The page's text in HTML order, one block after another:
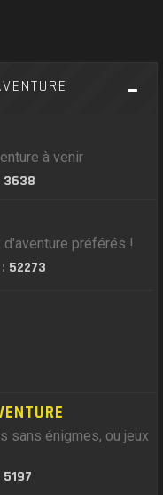
à venir
3638
préférés !
52273
sans énigmes, ou jeux
5197